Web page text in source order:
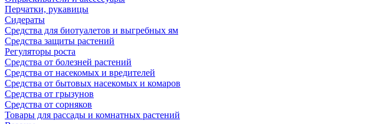
Перчатки, рукавицы
Сидераты
Средства для биотуалетов и выгребных ям
Средства защиты растений
Регуляторы роста
Средства от болезней растений
Средства от насекомых и вредителей
Средства от бытовых насекомых и комаров
Средства от грызунов
Средства от сорняков
Товары для рассады и комнатных растений